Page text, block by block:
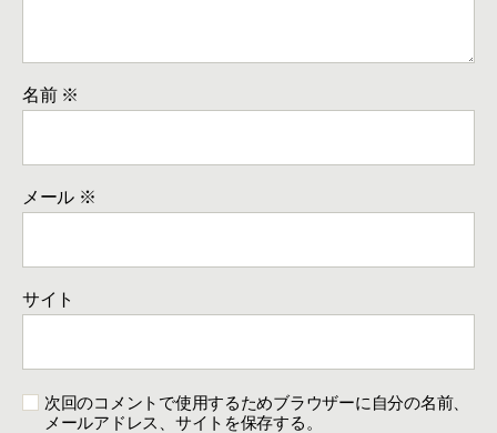
名前 ※
メール ※
サイト
次回のコメントで使用するためブラウザーに自分の名前、
メールアドレス、サイトを保存する。